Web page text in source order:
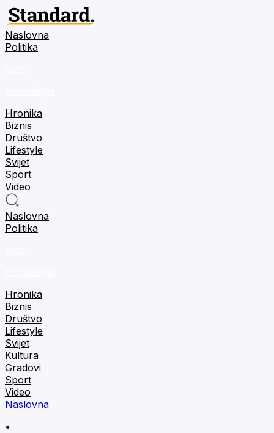
Naslovna
Politika
Hronika
Biznis
Društvo
Lifestyle
Svijet
Sport
Video
Naslovna
Politika
Hronika
Biznis
Društvo
Lifestyle
Svijet
Kultura
Gradovi
Sport
Video
Naslovna
•